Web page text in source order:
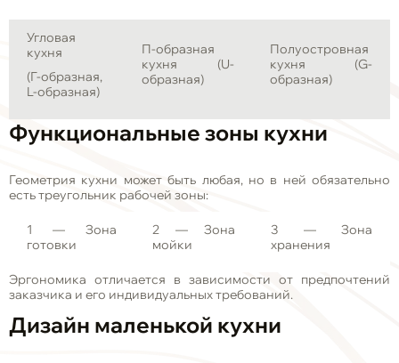
Угловая
кухня
(Г-образная,
L-образная)
П-образная
кухня (U-
образная)
Полуостровная
кухня (G-
образная)
Функциональные зоны кухни
Геометрия кухни может быть любая, но в ней обязательно
есть треугольник рабочей зоны:
1 — Зона
готовки
2 — Зона
мойки
3 — Зона
хранения
Эргономика отличается в зависимости от предпочтений
заказчика и его индивидуальных требований.
Дизайн маленькой кухни